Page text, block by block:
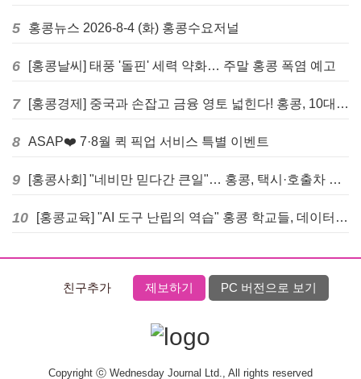
5 홍콩뉴스 2026-8-4 (화) 홍콩수요저널
6 [홍콩날씨] 태풍 '돌핀' 세력 약화… 주말 홍콩 폭염 예고
7 [홍콩경제] 중국과 손잡고 금융 영토 넓힌다! 홍콩, 10대 신규 정책 발표
8 ASAP❤️ 7·8월 퀵 픽업 서비스 특별 이벤트
9 [홍콩사회] "네비만 믿다간 큰일"… 홍콩, 택시·호출차 통합 시험 도입하며 규제 본격화
10 [홍콩교육] "AI 도구 난립의 역습" 홍콩 학교들, 데이터 고립에 교육 효과 평가 비상
친구추가 제보하기 PC 버전으로 보기
Copyright ⓒ Wednesday Journal Ltd., All rights reserved